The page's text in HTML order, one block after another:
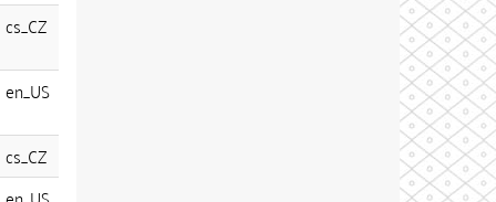
cs_CZ
en_US
cs_CZ